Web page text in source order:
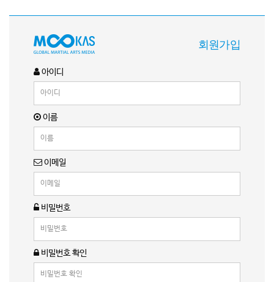
회원가입
아이디
이름
이메일
비밀번호
비밀번호 확인